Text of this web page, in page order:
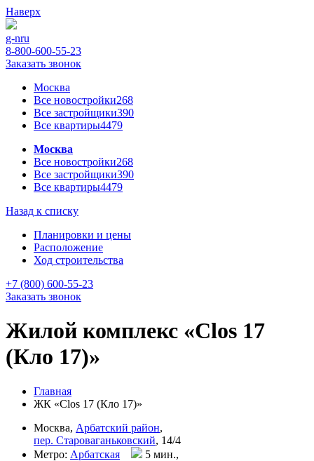
Наверх
g-nru
8-800-600-55-23
Заказать звонок
Москва
Все новостройки268
Все застройщики390
Все квартиры4479
Москва
Все новостройки268
Все застройщики390
Все квартиры4479
Назад к списку
Планировки и цены
Расположение
Ход строительства
+7 (800) 600-55-23
Заказать звонок
Жилой комплекс «Clos 17
(Кло 17)»
Главная
ЖК «Clos 17 (Кло 17)»
Москва, Арбатский район,
пер. Староваганьковский, 14/4
Метро: Арбатская
5 мин.,